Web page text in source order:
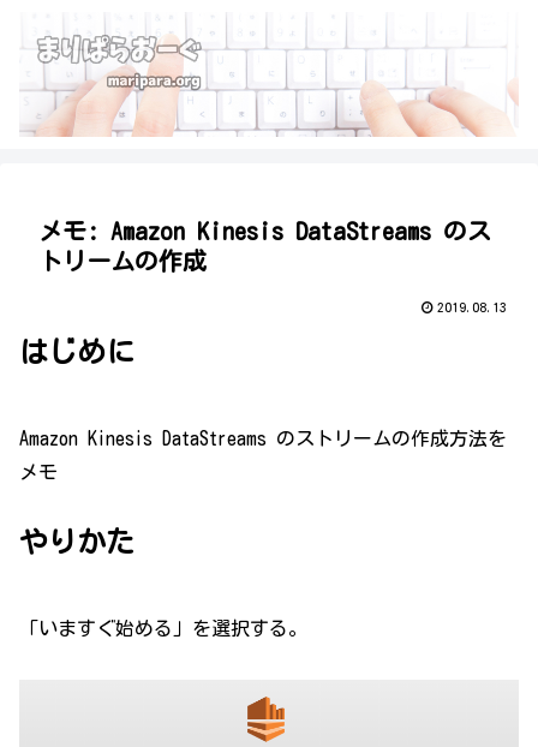
メモ: Amazon Kinesis DataStreams のス
トリームの作成
2019.08.13
はじめに
Amazon Kinesis DataStreams のストリームの作成方法を
メモ
やりかた
「いますぐ始める」を選択する。